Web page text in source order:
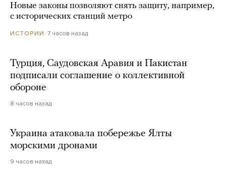
Новые законы позволяют снять защиту, например,
с исторических станций метро
ИСТОРИИ 7 часов назад
Турция, Саудовская Аравия и Пакистан
подписали соглашение о коллективной
обороне
8 часов назад
Украина атаковала побережье Ялты
морскими дронами
9 часов назад